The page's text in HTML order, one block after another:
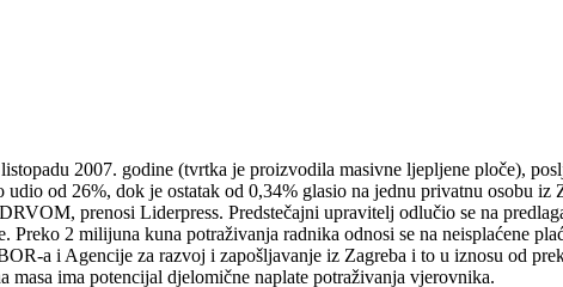
2007. godine (tvrtka je proizvodila masivne ljepljene ploče),
od 26%, dok je ostatak od 0,34% glasio na jednu privatnu osobu iz
prenosi Liderpress. Predstečajni upravitelj odlučio se na
2 milijuna kuna potraživanja radnika odnosi se na neisplaćene
a i Agencije za razvoj i zapošljavanje iz Zagreba i to u iznosu od
masa ima potencijal djelomične naplate potraživanja vjerovnika.